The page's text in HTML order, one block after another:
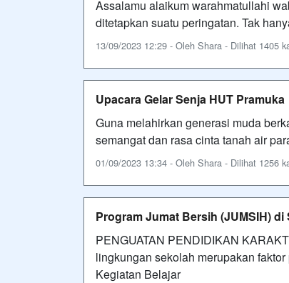
Assalamu alaikum warahmatullahi
ditetapkan suatu peringatan. Tak
13/09/2023 12:29 - Oleh Shara - Dilihat 1405
Upacara Gelar Senja HUT Pramuka
Guna melahirkan generasi muda
semangat dan rasa cinta tanah air
01/09/2023 13:34 - Oleh Shara - Dilihat 1256
Program Jumat Bersih (JUMSIH) di
PENGUATAN PENDIDIKAN
lingkungan sekolah merupakan
Kegiatan Belajar